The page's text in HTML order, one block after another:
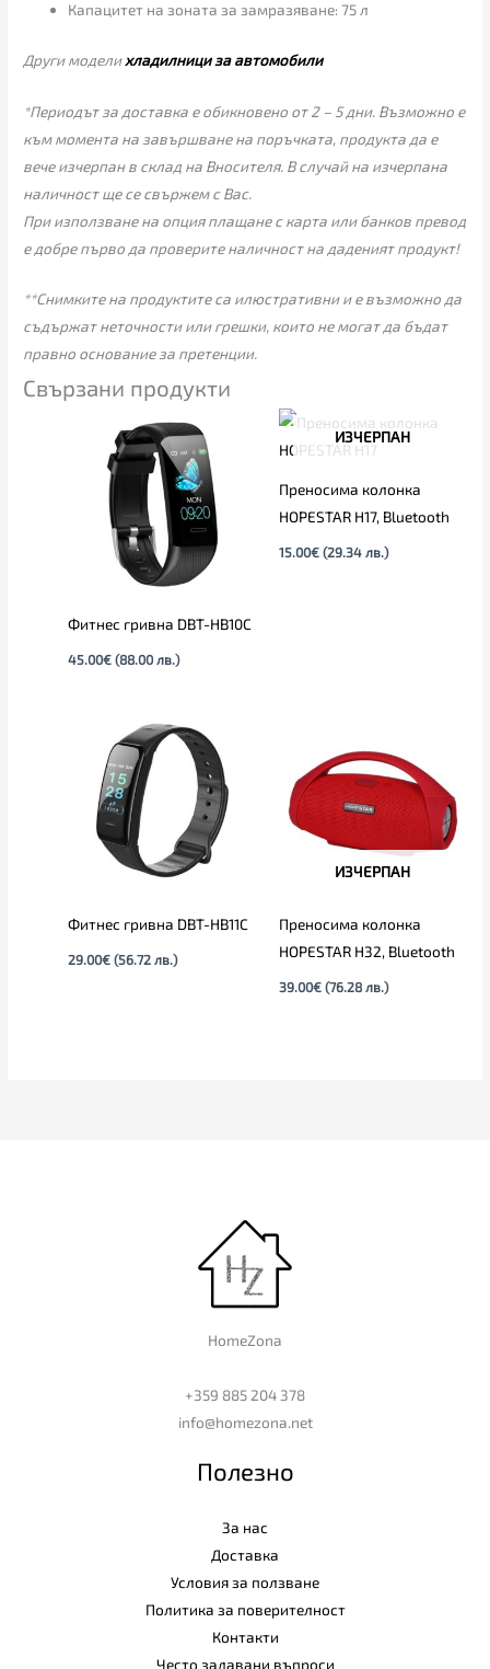
Капацитет на зоната за замразяване: 75 л
Други моделихладилници за автомобили
*Периодът за доставка е обикновено от 2 – 5 дни. Възможно е
към момента на завършване на поръчката, продукта да е
вече изчерпан в склад на Вносителя. В случай на изчерпана
наличност ще се свържем с Вас.
При използване на опция плащане с карта или банков превод
е добре първо да проверите наличност на даденият продукт!
**Снимките на продуктите са илюстративни и е възможно да
съдържат неточности или грешки, които не могат да бъдат
правно основание за претенции.
Свързани продукти
Фитнес гривна DBT-HB10C
45.00€ (88.00 лв.)
ИЗЧЕРПАН
Преносима колонка
HOPESTAR H17, Bluetooth
15.00€ (29.34 лв.)
Фитнес гривна DBT-HB11C
29.00€ (56.72 лв.)
ИЗЧЕРПАН
Преносима колонка
HOPESTAR H32, Bluetooth
39.00€ (76.28 лв.)
HomeZona
+359 885 204 378
info@homezona.net
Полезно
За нас
Доставка
Условия за ползване
Политика за поверителност
Контакти
Често задавани въпроси